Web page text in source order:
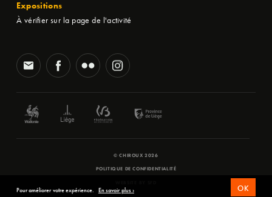
Expositions
À vérifier sur la page de l'activité
© CHIROUX 2026
POLITIQUE DE CONFIDENTIALITÉ
Pour améliorer votre expérience. En savoir plus › OK